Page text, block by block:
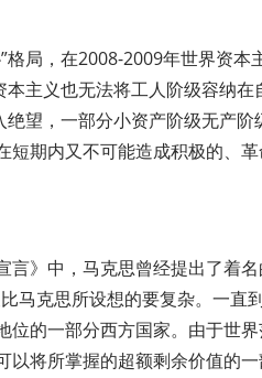
格局，在2008-2009年世界资
本主义也无法将工人阶级容纳
望，一部分小资产阶级无产
期内又不可能造成积极的、革
》中，马克思曾经提出了着
马克思所设想的要复杂。一直
位的一部分西方国家。由于世
以将所掌握的超额剩余价值的